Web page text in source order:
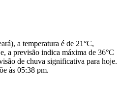
a temperatura é de 21°C,
a previsão indica máxima de 36°C
de chuva significativa para hoje.
às 05:38 pm.